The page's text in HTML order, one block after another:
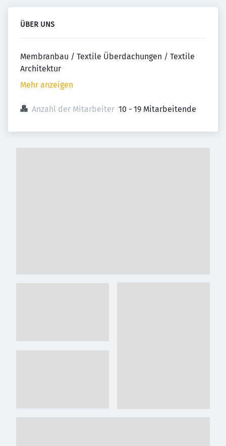
ÜBER UNS
Membranbau / Textile Überdachungen / Textile
Architektur
Mehr anzeigen
Anzahl der Mitarbeiter 10 - 19 Mitarbeitende